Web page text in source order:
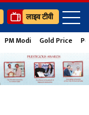
लाइव टीवी
PM Modi Gold Price